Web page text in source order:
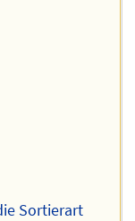
Sortierart